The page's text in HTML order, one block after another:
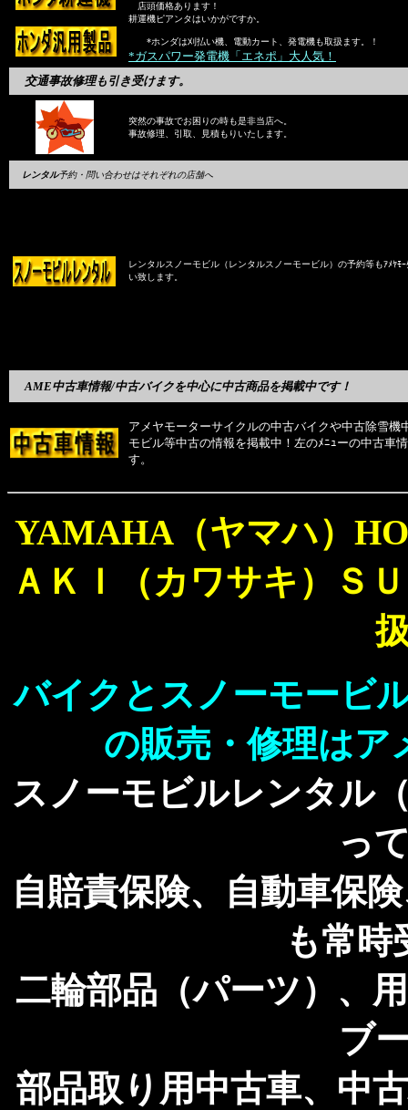
店頭価格あります！
耕運機ピアンタはいかがですか。
*ホンダは刈払い機、電動カート、発電機も取扱ます。！
*ガスパワー発電機「エネポ」大人気！
交通事故修理も引き受けます。
突然の事故でお困りの時も是非当店へ。
事故修理、引取、見積もりいたします。
レンタル予約・問い合わせはそれぞれの店舗へ
レンタルスノーモビル（レンタルスノーモービル）の予約等もｱﾒﾔﾓｰ
い致します。
AME中古車情報/中古バイクを中心に中古商品を掲載中です！
アメヤモーターサイクルの中古バイクや中古除雪機
モビル等中古の情報を掲載中！左のﾒﾆｭーの中古車
す。
YAMAHA（ヤマハ）
ＡＫＩ（カワサキ）Ｓ
バイクとスノーモービ
の販売・修理はア
スノーモビルレンタル
っ
自賠責保険、自動車保
も常時
二輪部品（パーツ）、
ブ
部品取り用中古車、中